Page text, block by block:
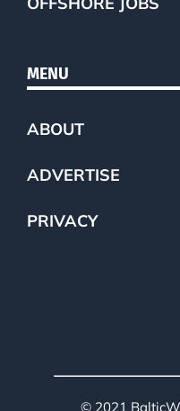
MENU
ABOUT
ADVERTISE
PRIVACY
© 2021